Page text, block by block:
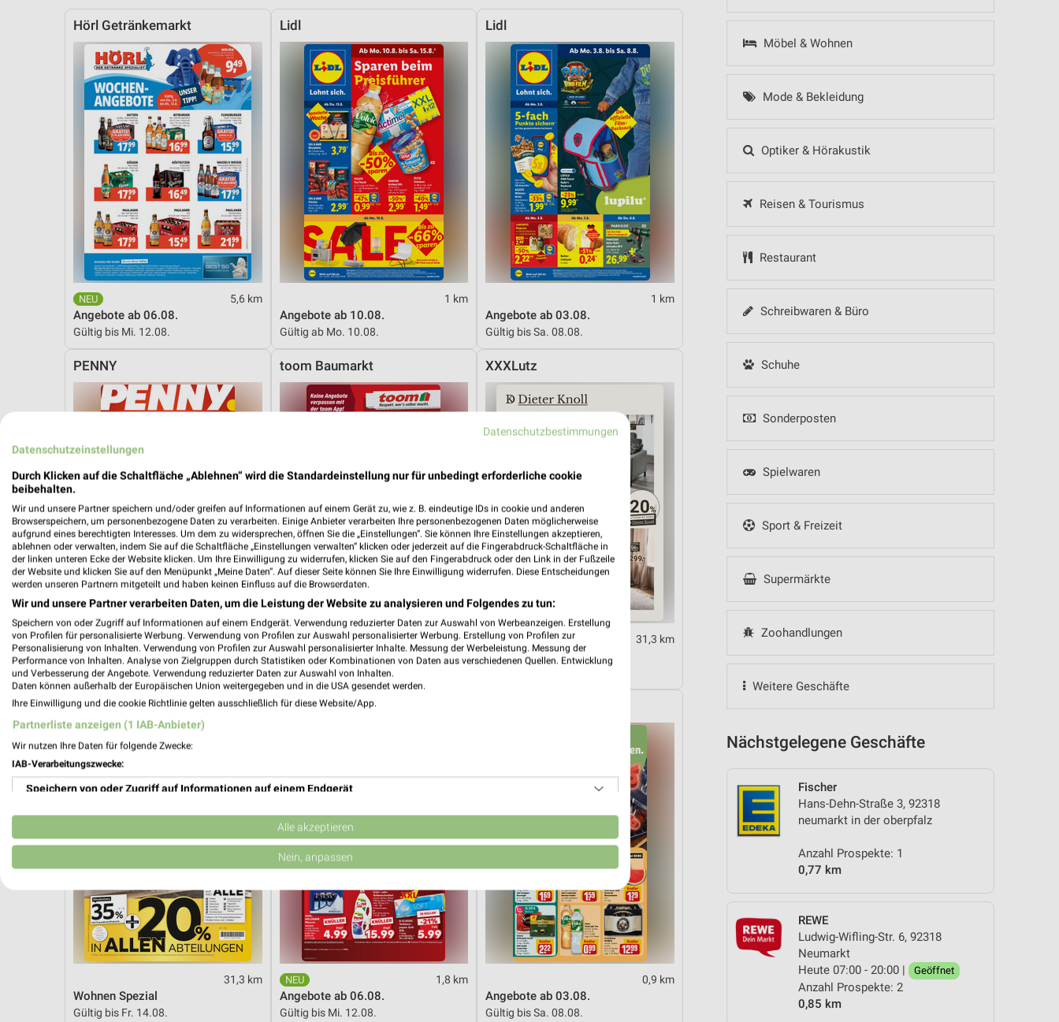
Möbel & Wohnen
Mode & Bekleidung
Optiker & Hörakustik
Reisen & Tourismus
Restaurant
Schreibwaren & Büro
Schuhe
Sonderposten
Spielwaren
Sport & Freizeit
Supermärkte
Zoohandlungen
Weitere Geschäfte
Nächstgelegene Geschäfte
Fischer
Hans-Dehn-Straße 3, 92318
neumarkt in der oberpfalz
Anzahl Prospekte: 1
0,77 km
REWE
Ludwig-Wifling-Str. 6, 92318
Neumarkt
Heute 07:00 - 20:00 |
Geöffnet
Anzahl Prospekte: 2
0,85 km
Hörl Getränkemarkt
5,6 km
Angebote ab 06.08.
Gültig bis Mi. 12.08.
Lidl
1 km
Angebote ab 10.08.
Gültig ab Mo. 10.08.
Lidl
1 km
Angebote ab 03.08.
Gültig bis Sa. 08.08.
PENNY
1,1 km
Angebote ab 03.08.
Gültig bis Sa. 08.08.
toom Baumarkt
1,8 km
Angebote ab 01.08.
Noch morgen gültig
XXXLutz
31,3 km
Dieter Knoll
XXXLutz
31,3 km
Wohnen Spezial
Gültig bis Fr. 14.08.
Kaufland
1,8 km
Angebote ab 06.08.
Gültig bis Mi. 12.08.
0,9 km
Angebote ab 03.08.
Gültig bis Sa. 08.08.
Datenschutzbestimmungen
Datenschutzeinstellungen
Durch Klicken auf die Schaltfläche „Ablehnen“ wird die Standardeinstellung nur für unbedingt erforderliche cookie
beibehalten.
Wir und unsere Partner speichern und/oder greifen auf Informationen auf einem Gerät zu, wie z. B. eindeutige IDs in cookie und anderen
Browserspeichern, um personenbezogene Daten zu verarbeiten. Einige Anbieter verarbeiten Ihre personenbezogenen Daten möglicherweise
aufgrund eines berechtigten Interesses. Um dem zu widersprechen, öffnen Sie die „Einstellungen“. Sie können Ihre Einstellungen akzeptieren,
ablehnen oder verwalten, indem Sie auf die Schaltfläche „Einstellungen verwalten“ klicken oder jederzeit auf die Fingerabdruck-Schaltfläche in
der linken unteren Ecke der Website klicken. Um Ihre Einwilligung zu widerrufen, klicken Sie auf den Fingerabdruck oder den Link in der Fußzeile
der Website und klicken Sie auf den Menüpunkt „Meine Daten“. Auf dieser Seite können Sie Ihre Einwilligung widerrufen. Diese Entscheidungen
werden unseren Partnern mitgeteilt und haben keinen Einfluss auf die Browserdaten.
Wir und unsere Partner verarbeiten Daten, um die Leistung der Website zu analysieren und Folgendes zu tun:
Speichern von oder Zugriff auf Informationen auf einem Endgerät. Verwendung reduzierter Daten zur Auswahl von Werbeanzeigen. Erstellung
von Profilen für personalisierte Werbung. Verwendung von Profilen zur Auswahl personalisierter Werbung. Erstellung von Profilen zur
Personalisierung von Inhalten. Verwendung von Profilen zur Auswahl personalisierter Inhalte. Messung der Werbeleistung. Messung der
Performance von Inhalten. Analyse von Zielgruppen durch Statistiken oder Kombinationen von Daten aus verschiedenen Quellen. Entwicklung
und Verbesserung der Angebote. Verwendung reduzierter Daten zur Auswahl von Inhalten.
Daten können außerhalb der Europäischen Union weitergegeben und in die USA gesendet werden.
Ihre Einwilligung und die cookie Richtlinie gelten ausschließlich für diese Website/App.
Partnerliste anzeigen (1 IAB-Anbieter)
Wir nutzen Ihre Daten für folgende Zwecke:
IAB-Verarbeitungszwecke:
Speichern von oder Zugriff auf Informationen auf einem Endgerät
Verwendung reduzierter Daten zur Auswahl von Werbeanzeigen
Erstellung von Profilen für personalisierte Werbung
Erstellung von Profilen zur Personalisierung von Inhalten
Verwendung von Profilen zur Auswahl personalisierter Inhalte
Messung der Performance von Inhalten
Alle akzeptieren
Nein, anpassen